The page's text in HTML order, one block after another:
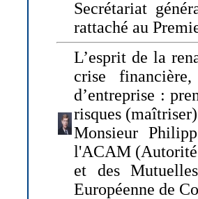
Secrétariat
rattaché au
L’esprit de la
crise
d’entreprise :
risques
Monsieur
l'ACAM (Autorité
et des
Européenne de